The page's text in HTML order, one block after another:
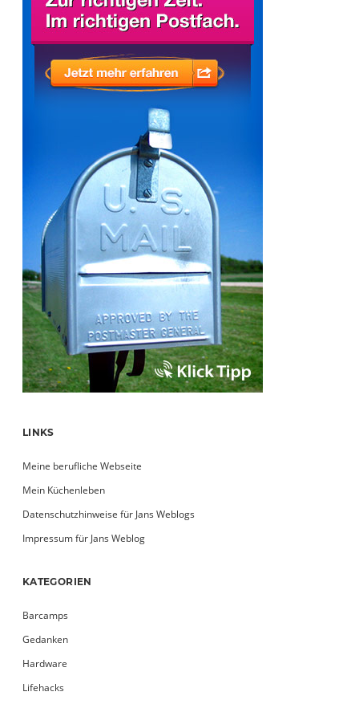
LINKS
Meine berufliche Webseite
Mein Küchenleben
Datenschutzhinweise für Jans Weblogs
Impressum für Jans Weblog
KATEGORIEN
Barcamps
Gedanken
Hardware
Lifehacks